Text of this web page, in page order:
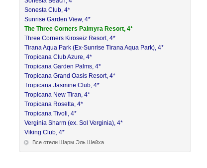
Sonesta Club, 4*
Sunrise Garden View, 4*
The Three Corners Palmyra Resort, 4*
Three Corners Kiroseiz Resort, 4*
Tirana Aqua Park (Ex-Sunrise Tirana Aqua Park), 4*
Tropicana Club Azure, 4*
Tropicana Garden Palms, 4*
Tropicana Grand Oasis Resort, 4*
Tropicana Jasmine Club, 4*
Tropicana New Tiran, 4*
Tropicana Rosetta, 4*
Tropicana Tivoli, 4*
Verginia Sharm (ex. Sol Verginia), 4*
Viking Club, 4*
Все отели Шарм Эль Шейха